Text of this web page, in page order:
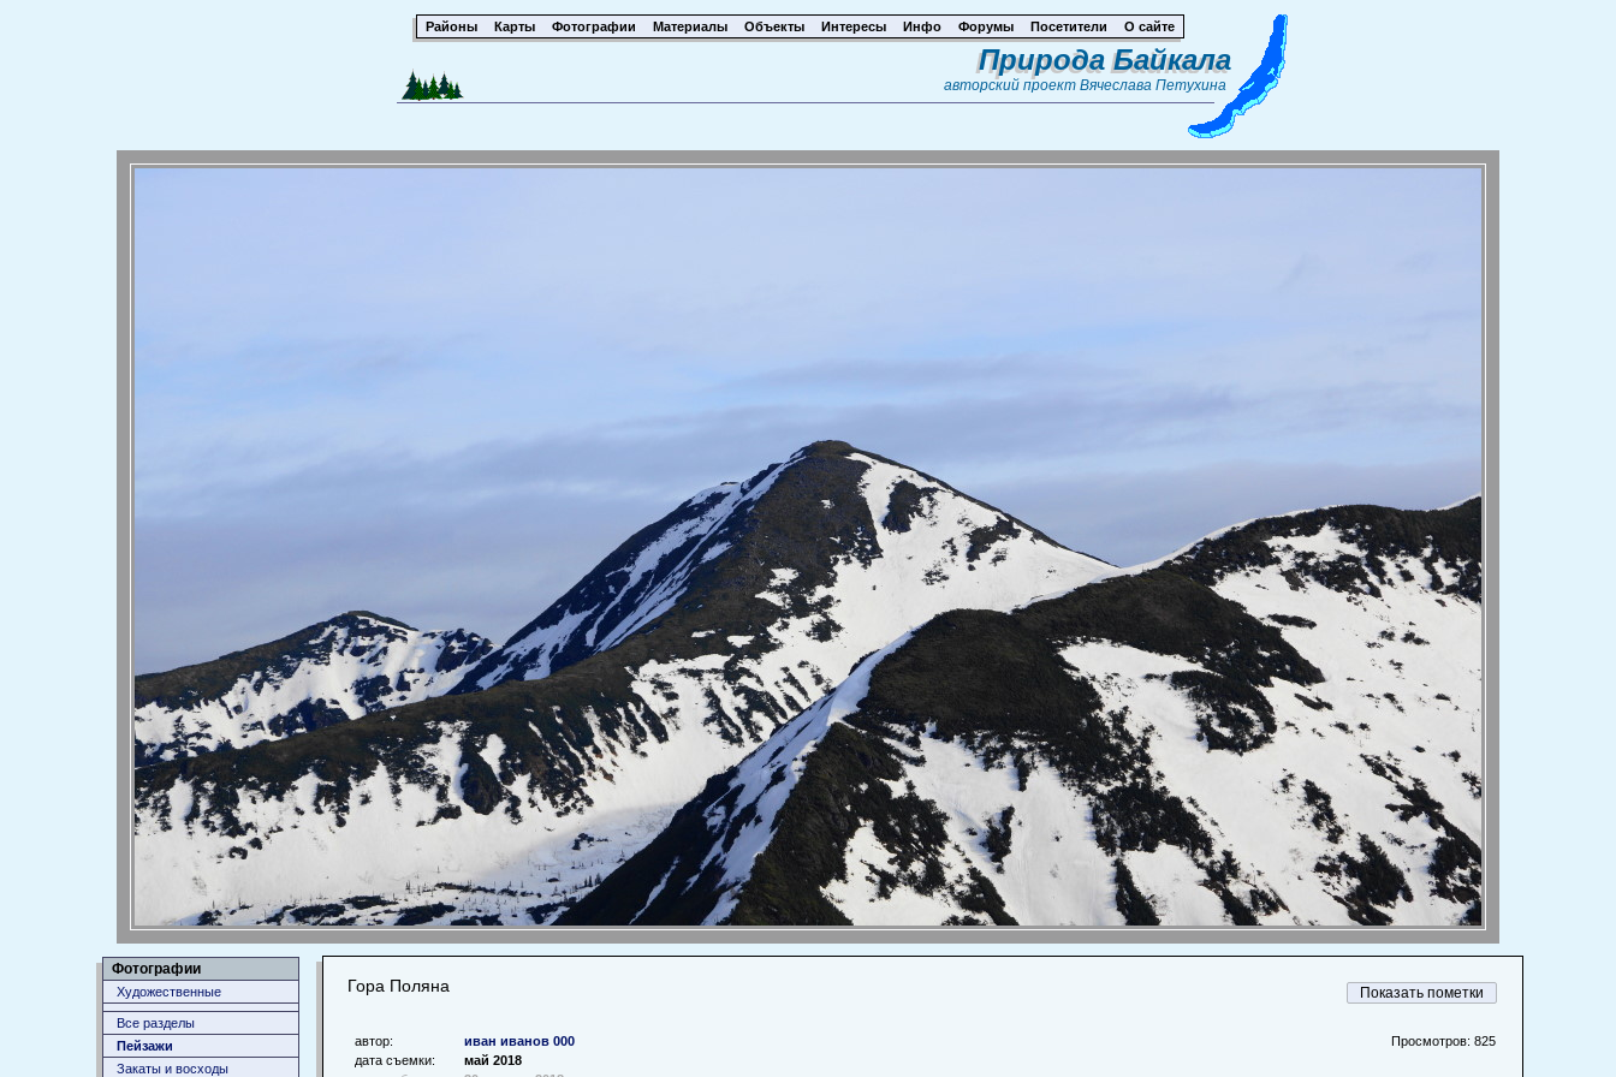
Районы Карты Фотографии Материалы Объекты Интересы Инфо Форумы Посетители О сайте
Природа Байкала
авторский проект Вячеслава Петухина
Фотографии
Художественные
Все разделы
Пейзажи
Закаты и восходы
Гора Поляна
автор:
иван иванов 000
дата съемки:
май 2018
Просмотров: 825